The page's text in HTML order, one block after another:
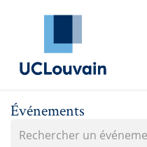
Se rendre au contenu
Événements